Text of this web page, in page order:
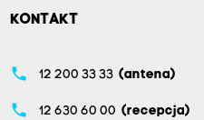
KONTAKT
phone 12 200 33 33 (antena)
phone 12 630 60 00 (recepcja)